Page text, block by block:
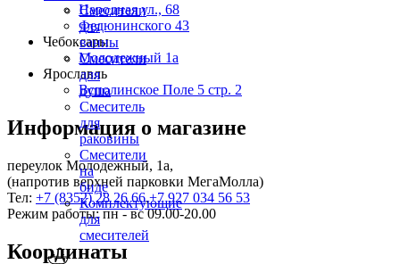
Смесители
для
ванны
Смесители
для
душа
Смеситель
для
раковины
Смесители
на
биде
Комплектующие
для
смесителей
Народная ул., 68
Федюнинского 43
Чебоксары
Молодежный 1а
Ярославль
Всполинское Поле 5 стр. 2
Информация о магазине
переулок Молодежный, 1а,
(напротив верхней парковки МегаМолла)
Тел: +7 (8352) 28 26 66,+7 927 034 56 53
Режим работы: пн - вс 09.00-20.00
Координаты